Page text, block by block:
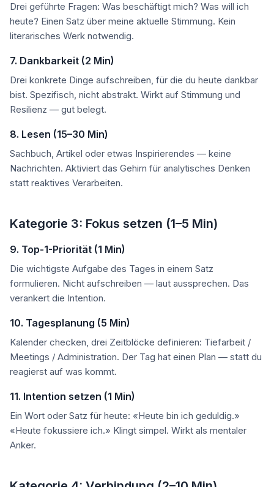
Drei geführte Fragen: Was beschäftigt mich? Was will ich
heute? Einen Satz über meine aktuelle Stimmung. Kein
literarisches Werk notwendig.
7. Dankbarkeit (2 Min)
Drei konkrete Dinge aufschreiben, für die du heute dankbar
bist. Spezifisch, nicht abstrakt. Wirkt auf Stimmung und
Resilienz — gut belegt.
8. Lesen (15–30 Min)
Sachbuch, Artikel oder etwas Inspirierendes — keine
Nachrichten. Aktiviert das Gehirn für analytisches Denken
statt reaktives Verarbeiten.
Kategorie 3: Fokus setzen (1–5 Min)
9. Top-1-Priorität (1 Min)
Die wichtigste Aufgabe des Tages in einem Satz
formulieren. Nicht aufschreiben — laut aussprechen. Das
verankert die Intention.
10. Tagesplanung (5 Min)
Kalender checken, drei Zeitblöcke definieren: Tiefarbeit /
Meetings / Administration. Der Tag hat einen Plan — statt du
reagierst auf was kommt.
11. Intention setzen (1 Min)
Ein Wort oder Satz für heute: «Heute bin ich geduldig.»
«Heute fokussiere ich.» Klingt simpel. Wirkt als mentaler
Anker.